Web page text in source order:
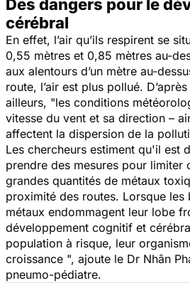
Des dangers pour le
cérébral
En effet, l’air qu’ils respirent se
0,55 mètres et 0,85 mètres au-
aux alentours d’un mètre au-
route, l’air est plus pollué.
ailleurs, "les conditions
vitesse du vent et sa direction –
affectent la dispersion de la
Les chercheurs estiment qu'il est
prendre des mesures pour limiter
grandes quantités de métaux
proximité des routes. Lorsque les
métaux endommagent leur lobe
développement cognitif et
population à risque, leur
croissance ", ajoute le Dr Nhân
pneumo-pédiatre.